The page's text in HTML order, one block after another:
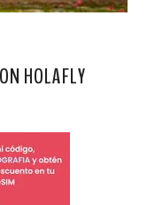
HOLAFLY